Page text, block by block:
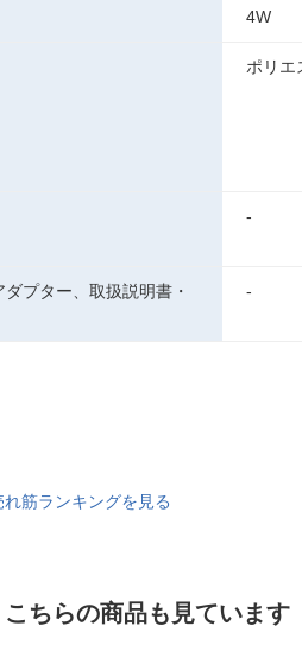
ダプター、取扱説明書・
4W
ポリエ
-
-
筋ランキングを見る
ちらの商品も見ています